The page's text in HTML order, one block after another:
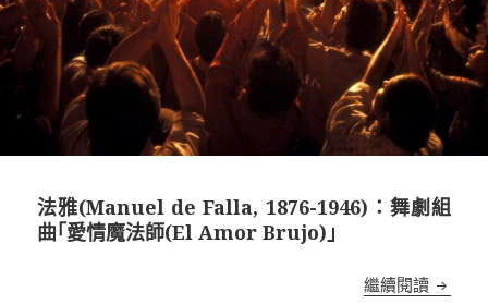
法雅(Manuel de Falla, 1876-1946)：舞劇組
曲｢愛情魔法師(El Amor Brujo)｣
繼續閱讀 法雅